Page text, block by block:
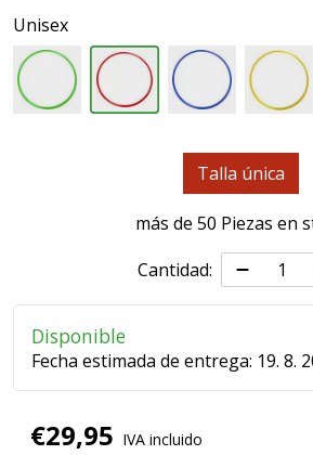
Unisex
Talla única
más de 50 Piezas en
Cantidad:
Disponible
Fecha estimada de entrega: 19. 8.
€29,95 IVA incluido